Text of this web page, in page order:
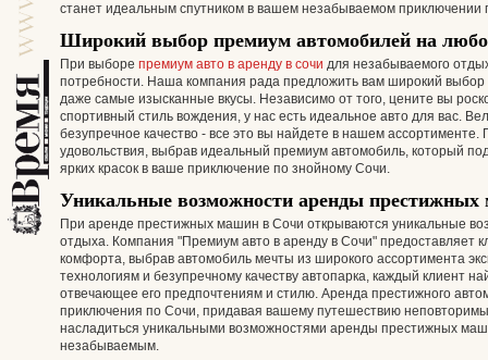
станет идеальным спутником в вашем незабываемом приключении
Широкий выбор премиум автомобилей на
При выборе премиум авто в аренду в сочи для незабываемого
потребности. Наша компания рада предложить вам широкий
даже самые изысканные вкусы. Независимо от того, цените вы
спортивный стиль вождения, у нас есть идеальное авто для вас.
безупречное качество - все это вы найдете в нашем ассортименте.
удовольствия, выбрав идеальный премиум автомобиль, который
ярких красок в ваше приключение по знойному Сочи.
Уникальные возможности аренды
При аренде престижных машин в Сочи открываются уникальные
отдыха. Компания "Премиум авто в аренду в Сочи" предоставляет
комфорта, выбрав автомобиль мечты из широкого ассортимента
технологиям и безупречному качеству автопарка, каждый клиент
отвечающее его предпочтениям и стилю. Аренда престижного
приключения по Сочи, придавая вашему путешествию
насладиться уникальными возможностями аренды престижных
незабываемым.